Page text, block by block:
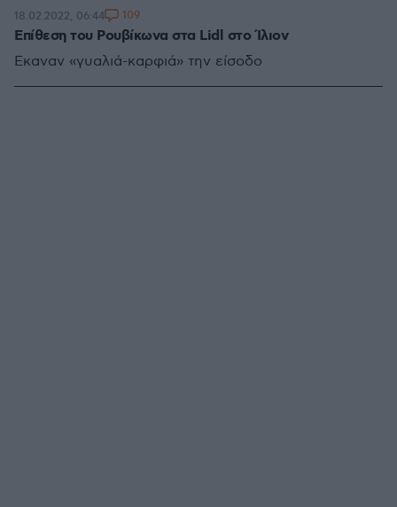
Επίθεση του Ρουβίκωνα στα Lidl στο Ίλιον
Έκαναν «γυαλιά-καρφιά» την είσοδο
18.02.2022, 06:44 109